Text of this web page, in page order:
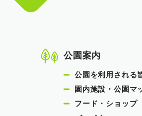
公園案内
公園を利用される
園内施設・公園マ
フード・ショップ